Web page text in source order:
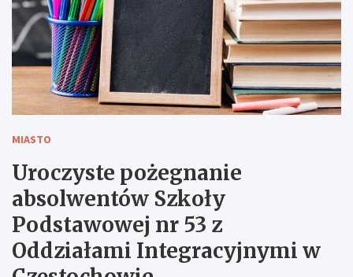
MIASTO
Uroczyste pożegnanie
absolwentów Szkoły
Podstawowej nr 53 z
Oddziałami Integracyjnymi w